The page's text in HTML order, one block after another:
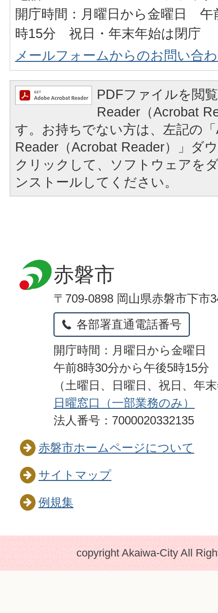
開庁時間：月曜日から金曜日 午
時15分 祝日・年末年始は閉庁
メールフォームからのお問い合
PDFファイルを閲
Reader（Acrobat
す。お持ちでない方は、左記の
Reader（Acrobat Reader）」ダ
クリックして、ソフトウェアを
ンストールしてください。
赤磐市
〒709-0898 岡山県赤磐市下市
各部署直通電話番号
開庁時間：月曜日から金曜日
午前8時30分から午後5時15分
（土曜日、日曜日、祝日、年
日曜窓口（一部業務のみ）
法人番号：7000020332135
赤磐市ホームページについて
サイトマップ
例規集
copyright Akaiwa-City All